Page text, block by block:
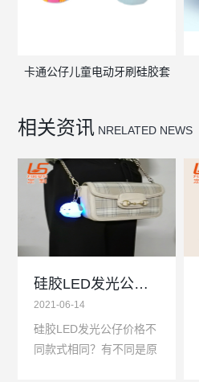
卡通公仔儿童电动牙刷硅胶套
相关资讯 NRELATED NEWS
硅胶LED发光公仔钥匙扣的质量标准不同,价格差异较大
2021-06-14
硅胶LED发光公仔价格不
同款式相同？有不同是原